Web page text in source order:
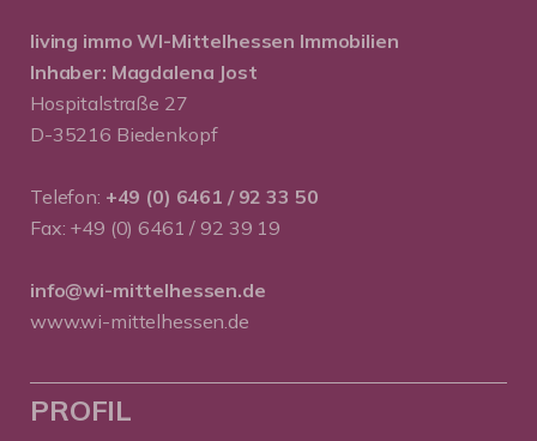
living immo WI-Mittelhessen Immobilien
Inhaber: Magdalena Jost
Hospitalstraße 27
D-35216 Biedenkopf
Telefon: +49 (0) 6461 / 92 33 50
Fax: +49 (0) 6461 / 92 39 19
info@wi-mittelhessen.de
www.wi-mittelhessen.de
PROFIL